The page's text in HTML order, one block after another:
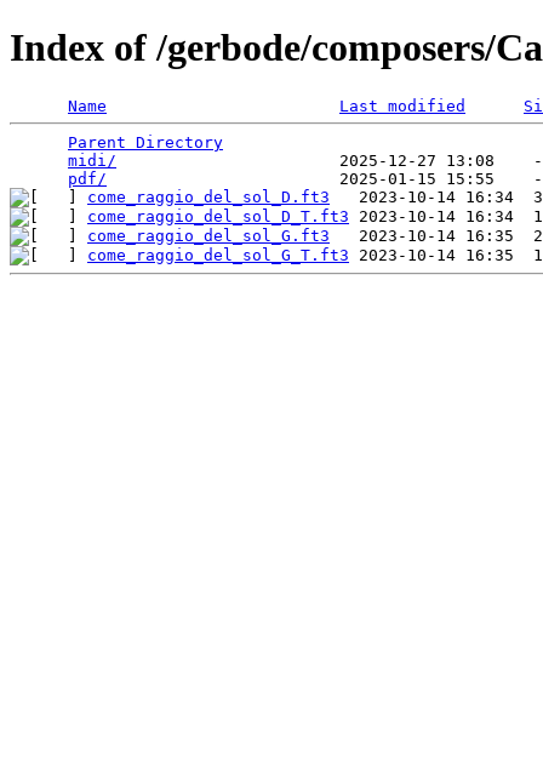
Index of /gerbode/composers/
Name Last modified
Parent Directory
midi/
2025-12-27 13:08
pdf/
come_raggio_del_sol_D.ft3
come_raggio_del_sol_D_T.ft3
come_raggio_del_sol_G.ft3
come_raggio_del_sol_G_T.ft3